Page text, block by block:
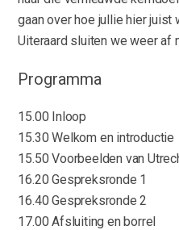
gaan over hoe jullie hier
Uiteraard sluiten we weer af
Programma
15.00 Inloop
15.30 Welkom en introductie
15.50 Voorbeelden van
16.20 Gespreksronde 1
16.40 Gespreksronde 2
17.00 Afsluiting en borrel